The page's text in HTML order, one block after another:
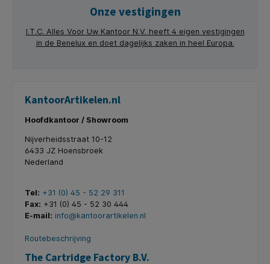
Onze vestigingen
I.T.C. Alles Voor Uw Kantoor N.V. heeft 4 eigen vestigingen
in de Benelux en doet dagelijks zaken in heel Europa.
KantoorArtikelen.nl
Hoofdkantoor / Showroom
Nijverheidsstraat 10-12
6433 JZ Hoensbroek
Nederland
Tel: +31 (0) 45 - 52 29 311
Fax: +31 (0) 45 - 52 30 444
E-mail: info@kantoorartikelen.nl
Routebeschrijving
The Cartridge Factory B.V.